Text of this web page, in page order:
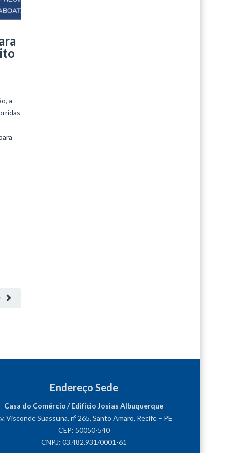
a
Endereço Sede
Casa do Comércio / Edifício Josias Albuquerque
Visconde Suassuna, nº 265, Santo Amaro, Recife – PE
CEP: 50050-540
CNPJ: 03.482.931/0001-61